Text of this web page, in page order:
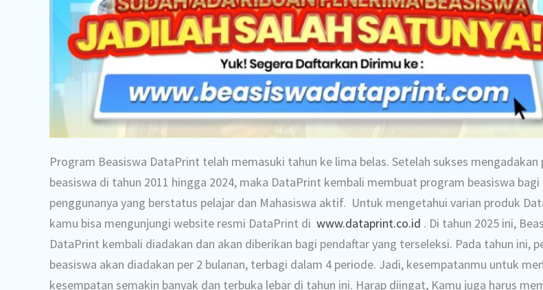
Program Beasiswa DataPrint telah memasuki tahun ke lima belas. Setelah sukses mengadakan
beasiswa di tahun 2011 hingga 2024, maka DataPrint kembali membuat program beasiswa bagi
penggunanya yang berstatus pelajar dan Mahasiswa aktif. Untuk mengetahui varian produk
kamu bisa mengunjungi website resmi DataPrint di www.dataprint.co.id . Di tahun 2025 ini,
DataPrint kembali diadakan dan akan diberikan bagi pendaftar yang terseleksi. Pada tahun ini,
beasiswa akan diadakan per 2 bulanan, terbagi dalam 4 periode. Jadi, kesempatanmu untuk
kesempatan semakin banyak dan terbuka lebar di tahun ini. Harap diingat, Kamu juga harus